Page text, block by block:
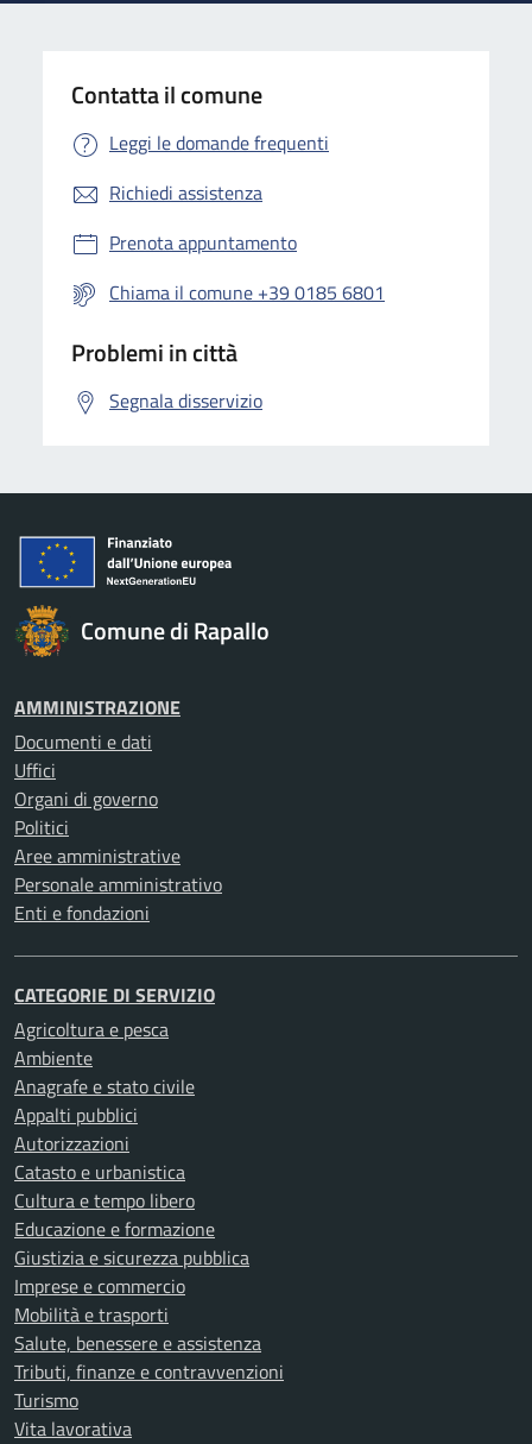
Contatta il comune
Leggi le domande frequenti
Richiedi assistenza
Prenota appuntamento
Chiama il comune +39 0185 6801
Problemi in città
Segnala disservizio
Comune di Rapallo
AMMINISTRAZIONE
Documenti e dati
Uffici
Organi di governo
Politici
Aree amministrative
Personale amministrativo
Enti e fondazioni
CATEGORIE DI SERVIZIO
Agricoltura e pesca
Ambiente
Anagrafe e stato civile
Appalti pubblici
Autorizzazioni
Catasto e urbanistica
Cultura e tempo libero
Educazione e formazione
Giustizia e sicurezza pubblica
Imprese e commercio
Mobilità e trasporti
Salute, benessere e assistenza
Tributi, finanze e contravvenzioni
Turismo
Vita lavorativa